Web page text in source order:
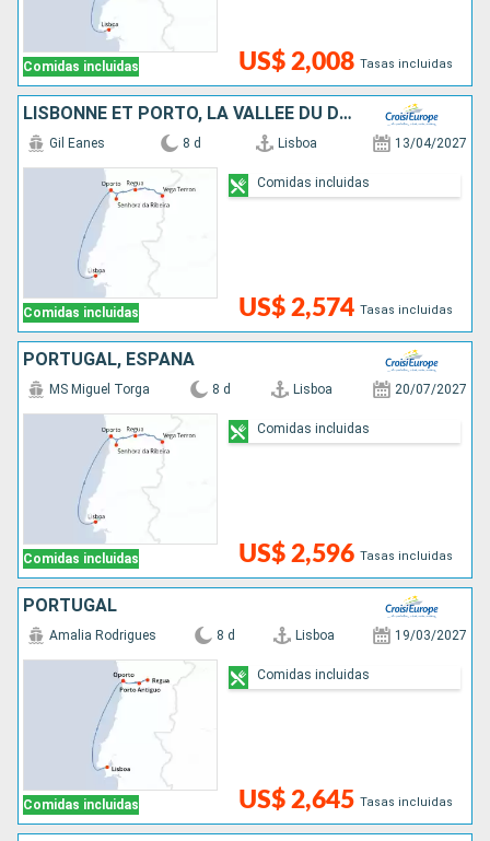
Comidas incluidas US$ 2,008 Tasas incluidas
LISBONNE ET PORTO, LA VALLÉE DU DOURO
Comidas incluidas
Gil Eanes 8 d Lisboa 13/04/2027
US$ 2,574 Tasas incluidas
Comidas incluidas
PORTUGAL, ESPAÑA
Comidas incluidas
MS Miguel Torga 8 d Lisboa 20/07/2027
US$ 2,596 Tasas incluidas
Comidas incluidas
PORTUGAL
Comidas incluidas
Amalia Rodrigues 8 d Lisboa 19/03/2027
US$ 2,645 Tasas incluidas
Comidas incluidas